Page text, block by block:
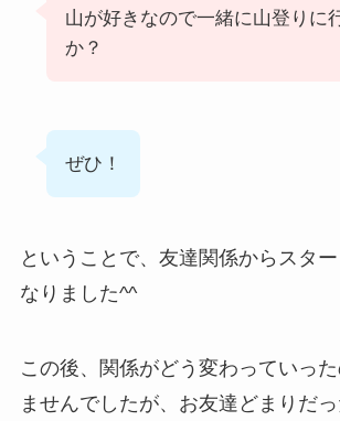
山が好きなので一緒に山登りに
か？
ぜひ！
ということで、友達関係からスタ
なりました^^
この後、関係がどう変わっていっ
ませんでしたが、お友達どまりだ